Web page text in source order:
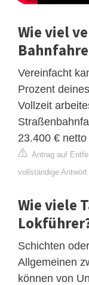
Wie viel
Vereinfacht
Prozent
Vollzeit
23.400 € netto
Antrag auf
vollständige
Wie viele
Schichten
Allgemeinen
können von